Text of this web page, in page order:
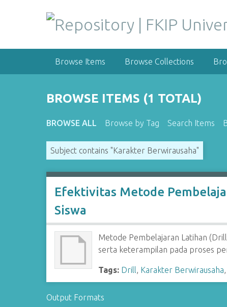
Browse Items Browse Collections
BROWSE ITEMS (1 TOTAL)
BROWSE ALL Browse by Tag Search Items
Subject contains "Karakter Berwirausaha"
Efektivitas Metode
Siswa
Metode Pembelajaran Latihan
serta keterampilan pada proses
Tags: Drill, Karakter Berwirausaha,
Output Formats